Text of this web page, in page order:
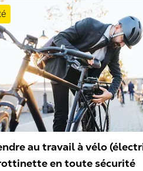
au travail à vélo
en toute sécurité